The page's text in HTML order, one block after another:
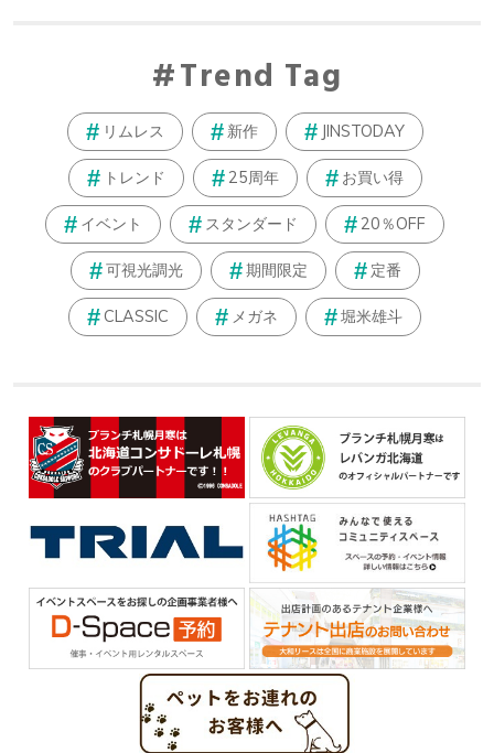
Trend Tag
リムレス 新作 JINSTODAY
トレンド 25周年 お買い得
イベント スタンダード 20％OFF
可視光調光 期間限定 定番
CLASSIC メガネ 堀米雄斗